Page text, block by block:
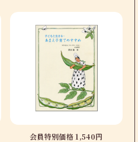
会員特別価格 1,540円